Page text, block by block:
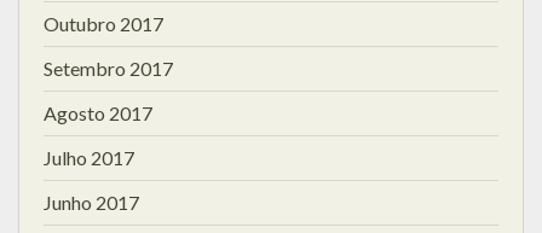
Outubro 2017
Setembro 2017
Agosto 2017
Julho 2017
Junho 2017